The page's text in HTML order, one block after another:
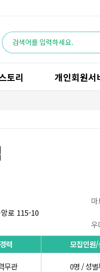
토리 개인회원서
로 115-10
우
력 모집인원/
무관 0명 / 성별